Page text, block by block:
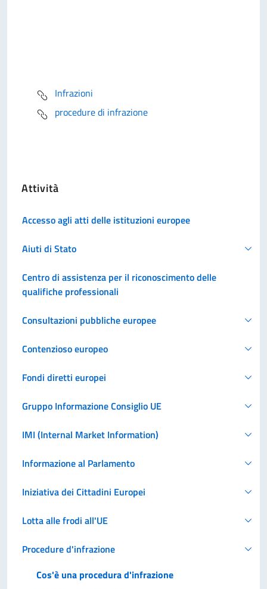
Infrazioni
procedure di infrazione
Attività
Accesso agli atti delle istituzioni europee
Aiuti di Stato
Centro di assistenza per il riconoscimento delle
qualifiche professionali
Consultazioni pubbliche europee
Contenzioso europeo
Fondi diretti europei
Gruppo Informazione Consiglio UE
IMI (Internal Market Information)
Informazione al Parlamento
Iniziativa dei Cittadini Europei
Lotta alle frodi all'UE
Procedure d'infrazione
Cos'è una procedura d'infrazione